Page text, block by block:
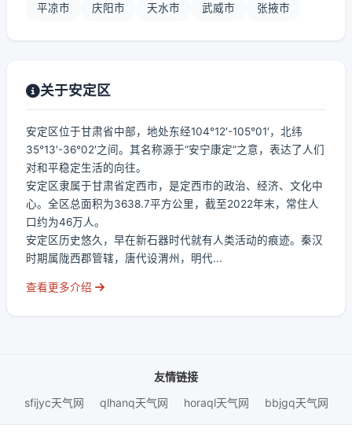
平凉市 庆阳市 天水市 武威市 张掖市
关于安定区
安定区位于甘肃省中部，地处东经104°12′-105°01′，北纬
35°13′-36°02′之间。其名称源于“安宁康定”之意，表达了人们
对和平稳定生活的向往。
安定区隶属于甘肃省定西市，是定西市的政治、经济、文化中
心。全区总面积为3638.7平方公里，截至2022年末，常住人
口约为46万人。
安定区历史悠久，早在新石器时代就有人类活动的痕迹。秦汉
时期属陇西郡管辖，唐代设渭州，明代...
查看更多介绍
友情链接
sfijyc天气网
qlhanq天气网 horaql天气网 bbjgq天气网